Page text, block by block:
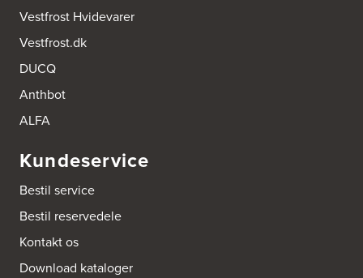
Vestfrost Hvidevarer
Vestfrost.dk
DUCQ
Anthbot
ALFA
Kundeservice
Bestil service
Bestil reservedele
Kontakt os
Download kataloger